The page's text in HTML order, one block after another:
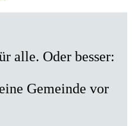
alle. Oder besser:
Gemeinde vor